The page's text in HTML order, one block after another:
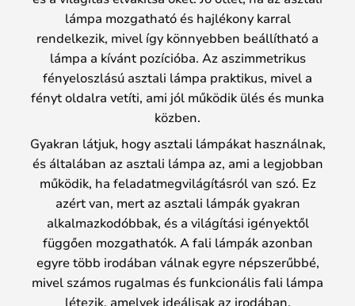
lámpa mozgatható és hajlékony karral
rendelkezik, mivel így könnyebben beállítható a
lámpa a kívánt pozícióba. Az aszimmetrikus
fényeloszlású asztali lámpa praktikus, mivel a
fényt oldalra vetíti, ami jól működik ülés és munka
közben.
Gyakran látjuk, hogy asztali lámpákat használnak,
és általában az asztali lámpa az, ami a legjobban
működik, ha feladatmegvilágításról van szó. Ez
azért van, mert az asztali lámpák gyakran
alkalmazkodóbbak, és a világítási igényektől
függően mozgathatók. A fali lámpák azonban
egyre több irodában válnak egyre népszerűbbé,
mivel számos rugalmas és funkcionális fali lámpa
létezik, amelyek ideálisak az irodában.